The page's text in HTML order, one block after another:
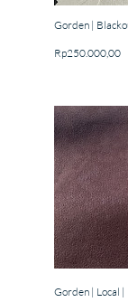
Gorden |
Rp250.000,00
Gorden | Local |